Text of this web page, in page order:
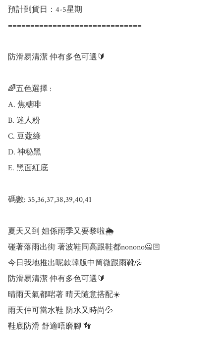
預計到貨日：4-5星期
==============================
防滑易清潔 仲有多色可選🔰
🌈五色選擇 :
A. 焦糖啡
B. 迷人粉
C. 豆蔻綠
D. 神秘黑
E. 黑面紅底
碼數: 35,36,37,38,39,40,41
夏天又到 姐係雨季又要黎啦🌦️
碰著落雨出街 著波鞋同高跟鞋都nonono🙅🏻
今日我地推出呢款韓版中筒微跟雨靴💦
防滑易清潔 仲有多色可選🔰
晴雨天氣都啱著 晴天隨意搭配☀️
雨天仲可當水鞋 防水又時尚💦
鞋底防滑 舒適唔磨腳 👣